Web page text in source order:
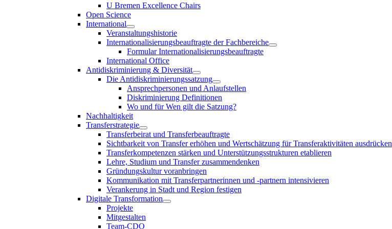
U Bremen Excellence Chairs
Open Science
International
Veranstaltungshistorie
Internationalisierungsbeauftragte der Fachbereiche
Formular Internationalisierungsbeauftragte
International Office
Antidiskriminierung & Diversität
Die Antidiskriminierungssatzung
Ansprechpersonen und Anlaufstellen
Diskriminierung Definitionen
Wo und für Wen gilt die Satzung?
Nachhaltigkeit
Transferstrategie
Transferbeirat und Transferbeauftragte
Sichtbarkeit von Transfer erhöhen und Wertschätzung für Transferaktivitäten ausdrücken
Transferkompetenzen stärken und Unterstützungsstrukturen etablieren
Lehre, Studium und Transfer zusammendenken
Gründungskultur voranbringen
Kommunikation mit Transferpartnerinnen und -partnern intensivieren
Verankerung in Stadt und Region festigen
Digitale Transformation
Projekte
Mitgestalten
Team-CDO